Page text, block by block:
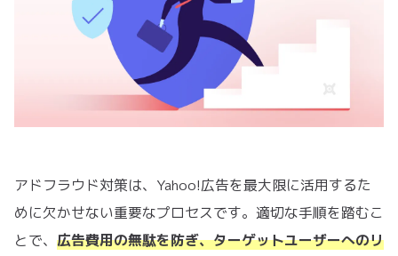
アドフラウド対策は、Yahoo!広告を最大限に活用するた
めに欠かせない重要なプロセスです。適切な手順を踏むこ
とで、 広告費用の無駄を防ぎ、ターゲットユーザーへのリ